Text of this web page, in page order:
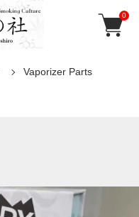
0
Vaporizer Parts